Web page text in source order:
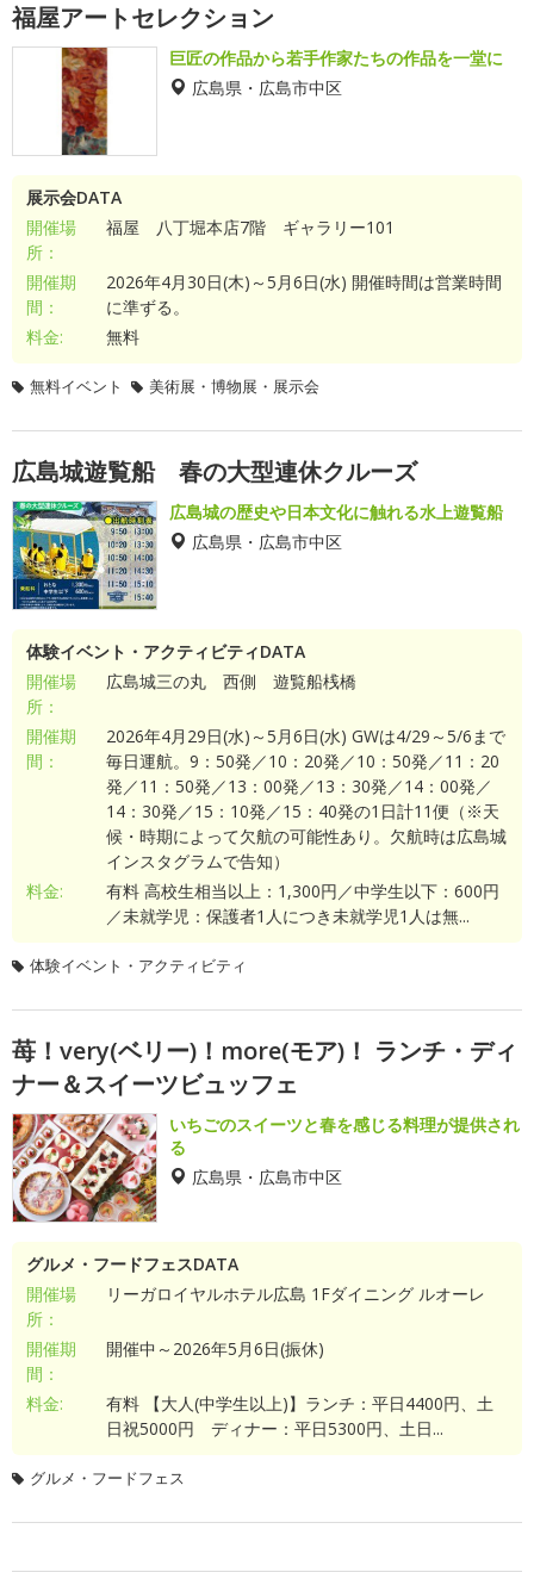
福屋アートセレクション
巨匠の作品から若手作家たちの作品を一堂に
広島県・広島市中区
展示会DATA
開催場
所：
福屋 八丁堀本店7階 ギャラリー101
開催期
間：
2026年4月30日(木)～5月6日(水) 開催時間は営業時間
に準ずる。
料金:
無料
無料イベント 美術展・博物展・展示会
広島城遊覧船 春の大型連休クルーズ
広島城の歴史や日本文化に触れる水上遊覧船
広島県・広島市中区
体験イベント・アクティビティDATA
開催場
所：
広島城三の丸 西側 遊覧船桟橋
開催期
間：
2026年4月29日(水)～5月6日(水) GWは4/29～5/6まで
毎日運航。9：50発／10：20発／10：50発／11：20
発／11：50発／13：00発／13：30発／14：00発／
14：30発／15：10発／15：40発の1日計11便（※天
候・時期によって欠航の可能性あり。欠航時は広島城
インスタグラムで告知）
料金:
有料 高校生相当以上：1,300円／中学生以下：600円
／未就学児：保護者1人につき未就学児1人は無...
体験イベント・アクティビティ
苺！very(ベリー)！more(モア)！ ランチ・ディ
ナー＆スイーツビュッフェ
いちごのスイーツと春を感じる料理が提供され
る
広島県・広島市中区
グルメ・フードフェスDATA
開催場
所：
リーガロイヤルホテル広島 1Fダイニング ルオーレ
開催期
間：
開催中～2026年5月6日(振休)
料金:
有料 【大人(中学生以上)】ランチ：平日4400円、土
日祝5000円 ディナー：平日5300円、土日...
グルメ・フードフェス